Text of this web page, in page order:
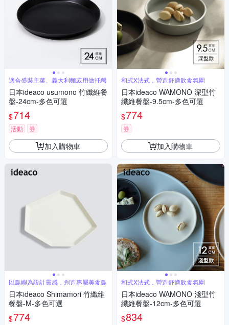
適合盛裝主菜、義大利麵或用做托盤
日本ideaco usumono 竹纖維餐
盤-24cm-多色可選
$714
活動 券
加入購物車
以島嶼為設計靈感，創造專屬美食島
日本ideaco Shimamori 竹纖維
餐盤-M-多色可選
$774
和式X法式，營造舒適飲食氛圍
日本ideaco WAMONO 深型竹
纖維餐盤-9.5cm-多色可選
$774
券
加入購物車
和式X法式，營造舒適飲食氛圍
日本ideaco WAMONO 淺型竹
纖維餐盤-12cm-多色可選
$834